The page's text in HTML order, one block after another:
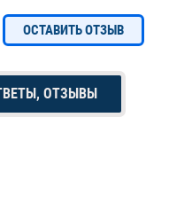
ОСТАВИТЬ ОТЗЫВ
ОТЗЫВЫ